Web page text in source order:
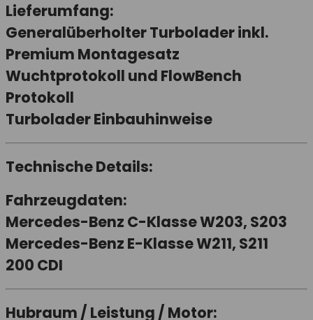
Lieferumfang:
Generalüberholter Turbolader inkl.
Premium Montagesatz
Wuchtprotokoll und FlowBench
Protokoll
Turbolader Einbauhinweise
Technische Details:
Fahrzeugdaten:
Mercedes-Benz C-Klasse W203, S203
Mercedes-Benz E-Klasse W211, S211
200 CDI
Hubraum / Leistung / Motor: